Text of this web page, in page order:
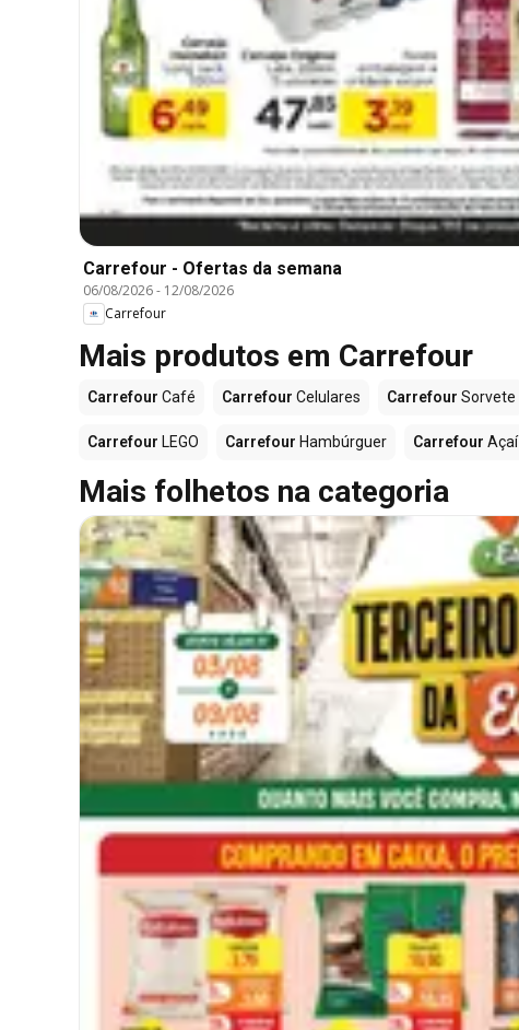
Carrefour - Ofertas da semana
06/08/2026- 12/08/2026
Carrefour
Mais produtos em Carrefour
Carrefour Café Carrefour Celulares Carrefour Sorvete
Carrefour LEGO Carrefour Hambúrguer Carrefour Açaí
Mais folhetos na categoria